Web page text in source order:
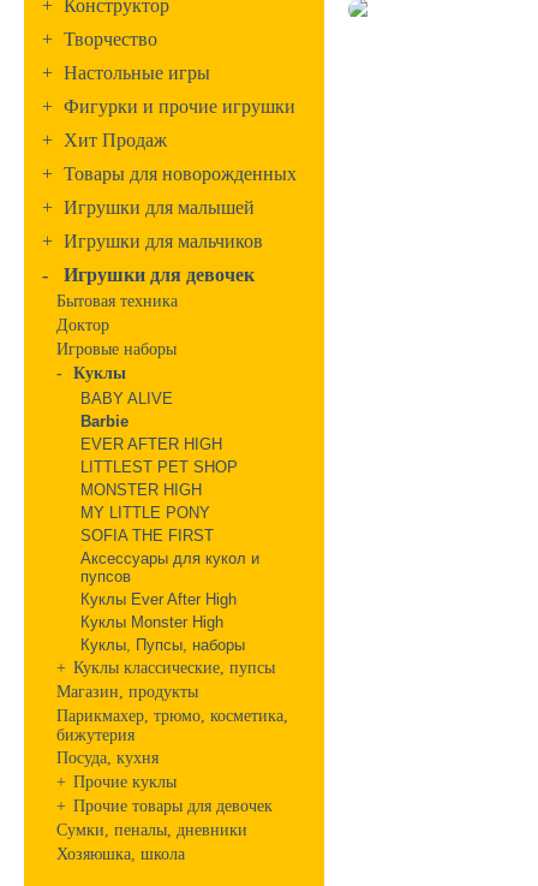
+ Конструктор
+ Творчество
+ Настольные игры
+ Фигурки и прочие игрушки
+ Хит Продаж
+ Товары для новорожденных
+ Игрушки для малышей
+ Игрушки для мальчиков
-
Игрушки для девочек
Бытовая техника
Доктор
Игровые наборы
- Куклы
BABY ALIVE
Barbie
EVER AFTER HIGH
LITTLEST PET SHOP
MONSTER HIGH
MY LITTLE PONY
SOFIA THE FIRST
Аксессуары для кукол и
пупсов
Куклы Ever After High
Куклы Monster High
Куклы, Пупсы, наборы
+ Куклы классические, пупсы
Магазин, продукты
Парикмахер, трюмо, косметика,
бижутерия
Посуда, кухня
+ Прочие куклы
+ Прочие товары для девочек
Сумки, пеналы, дневники
Хозяюшка, школа